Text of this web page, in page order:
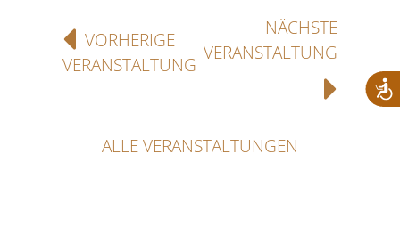
VORHERIGE
VERANSTALTUNG
NÄCHSTE
VERANSTALTUNG
ALLE VERANSTALTUNGEN